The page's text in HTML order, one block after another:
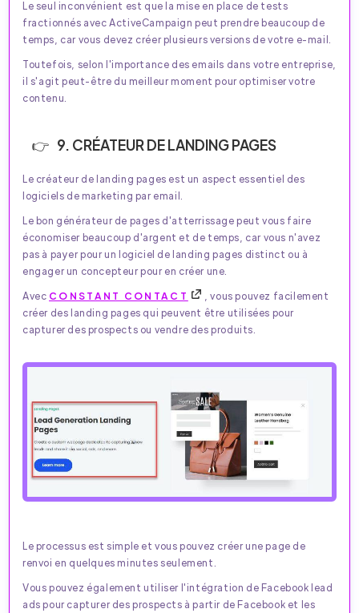
Le seul inconvénient est que la mise en place de tests
fractionnés avec ActiveCampaign peut prendre beaucoup de
temps, car vous devez créer plusieurs versions de votre e-mail.
Toutefois, selon l'importance des emails dans votre entreprise,
il s'agit peut-être du meilleur moment pour optimiser votre
contenu.
9. CRÉATEUR DE LANDING PAGES
Le créateur de landing pages est un aspect essentiel des
logiciels de marketing par email.
Le bon générateur de pages d'atterrissage peut vous faire
économiser beaucoup d'argent et de temps, car vous n'avez
pas à payer pour un logiciel de landing pages distinct ou à
engager un concepteur pour en créer une.
Avec CONSTANT CONTACT
, vous pouvez facilement
créer des landing pages qui peuvent être utilisées pour
capturer des prospects ou vendre des produits.
Le processus est simple et vous pouvez créer une page de
renvoi en quelques minutes seulement.
Vous pouvez également utiliser l'intégration de Facebook lead
ads pour capturer des prospects à partir de Facebook et les